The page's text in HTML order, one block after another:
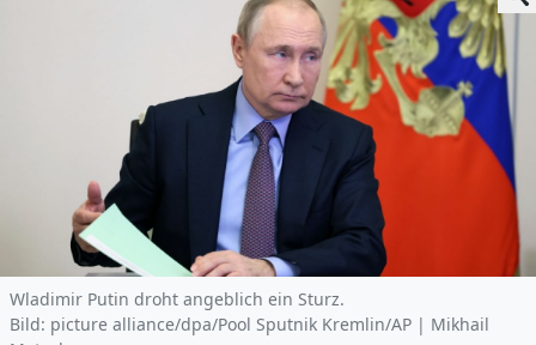
Wladimir Putin droht angeblich ein Sturz.
Bild: picture alliance/dpa/Pool Sputnik Kremlin/AP | Mikhail